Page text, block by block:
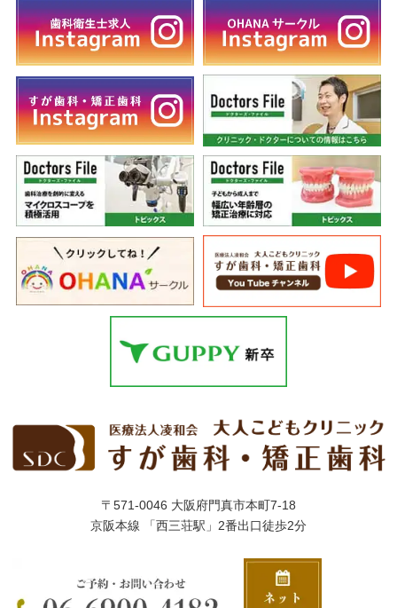
〒571-0046 大阪府門真市本町7-18
京阪本線 「西三荘駅」2番出口徒歩2分